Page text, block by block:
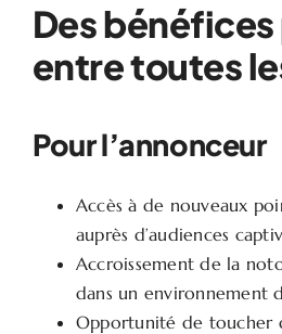
Des
entre toutes
Pour l’annonceur
Accès à de nouveaux
auprès d’audiences
Accroissement de la
dans un environnement
Opportunité de toucher